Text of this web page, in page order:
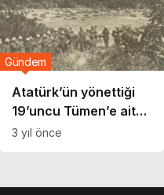
Atatürk’ün yönettiği
19’uncu Tümen’e ait
bando, mızıkanın
Gündem
3 yıl önce